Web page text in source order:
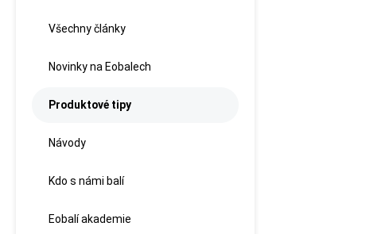
Všechny články
Novinky na Eobalech
Produktové tipy
Návody
Kdo s námi balí
Eobalí akademie